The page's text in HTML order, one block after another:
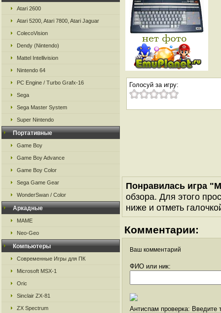
Atari 2600
Atari 5200, Atari 7800, Atari Jaguar
ColecoVision
Dendy (Nintendo)
Mattel Intellivision
Nintendo 64
PC Engine / Turbo Grafx-16
Sega
Sega Master System
Super Nintendo
Портативные
Game Boy
Game Boy Advance
Game Boy Color
Sega Game Gear
WonderSwan / Color
Аркадные
MAME
Neo-Geo
Компьютеры
Современные Игры для ПК
Microsoft MSX-1
Oric
Sinclair ZX-81
ZX Spectrum
Голосуй за игру:
Понравилась игра
обзора. Для этого
ниже и отметь
Комментарии:
Ваш комментарий
ФИО или ник:
Антиспам проверка: Введите